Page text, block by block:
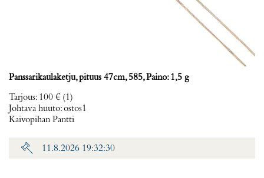
Panssarikaulaketju, pituus 47cm, 585, Paino: 1,5 g
Tarjous: 100 € (1)
Johtava huuto:ostos1
Kaivopihan Pantti
11.8.2026 19:32:30